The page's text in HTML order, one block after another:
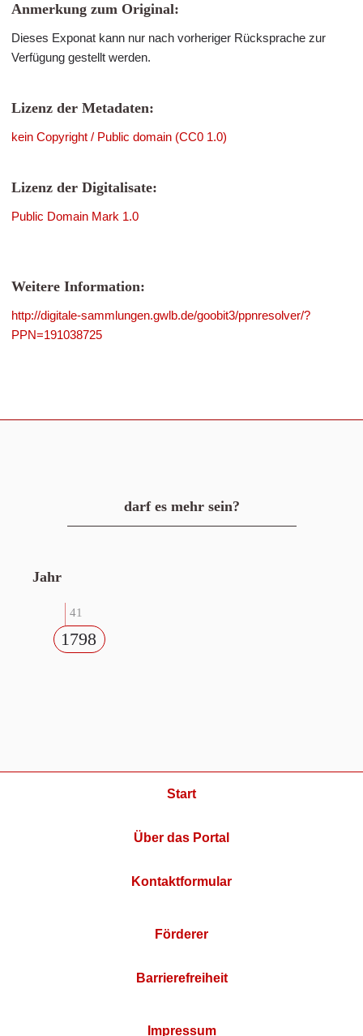
Anmerkung zum Original:
Dieses Exponat kann nur nach vorheriger Rücksprache zur
Verfügung gestellt werden.
Lizenz der Metadaten:
kein Copyright / Public domain (CC0 1.0)
Lizenz der Digitalisate:
Public Domain Mark 1.0
Weitere Information:
http://digitale-sammlungen.gwlb.de/goobit3/ppnresolver/?
PPN=191038725
darf es mehr sein?
Jahr
41
1798
Start
Über das Portal
Kontaktformular
Förderer
Barrierefreiheit
Impressum